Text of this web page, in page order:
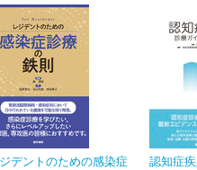
デントのための感染症
認知症